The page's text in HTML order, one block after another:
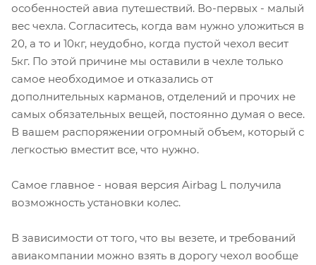
особенностей авиа путешествий. Во-первых - малый
вес чехла. Согласитесь, когда вам нужно уложиться в
20, а то и 10кг, неудобно, когда пустой чехол весит
5кг. По этой причине мы оставили в чехле только
самое необходимое и отказались от
дополнительных карманов, отделений и прочих не
самых обязательных вещей, постоянно думая о весе.
В вашем распоряжении огромный объем, который с
легкостью вместит все, что нужно.
Самое главное - новая версия Airbag L получила
возможность установки колес.
В зависимости от того, что вы везете, и требований
авиакомпании можно взять в дорогу чехол вообще